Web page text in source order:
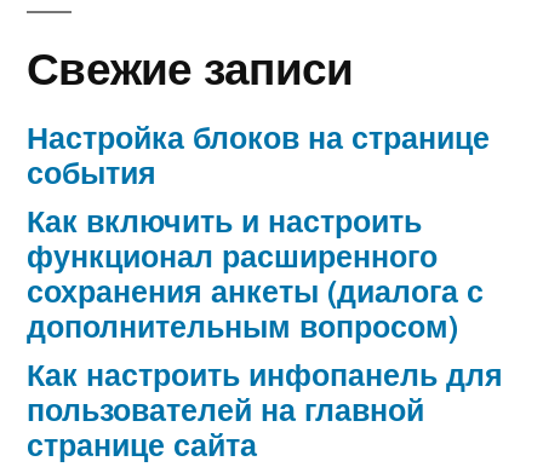
Свежие записи
Настройка блоков на странице
события
Как включить и настроить
функционал расширенного
сохранения анкеты (диалога с
дополнительным вопросом)
Как настроить инфопанель для
пользователей на главной
странице сайта